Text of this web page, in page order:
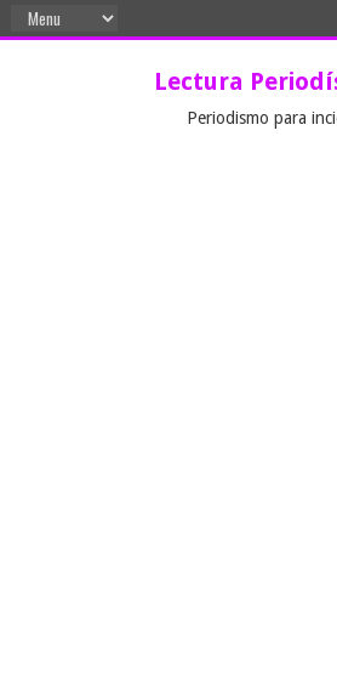
Lectura
Periodismo para